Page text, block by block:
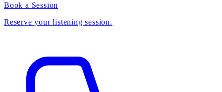
Book a Session
Reserve your listening session.